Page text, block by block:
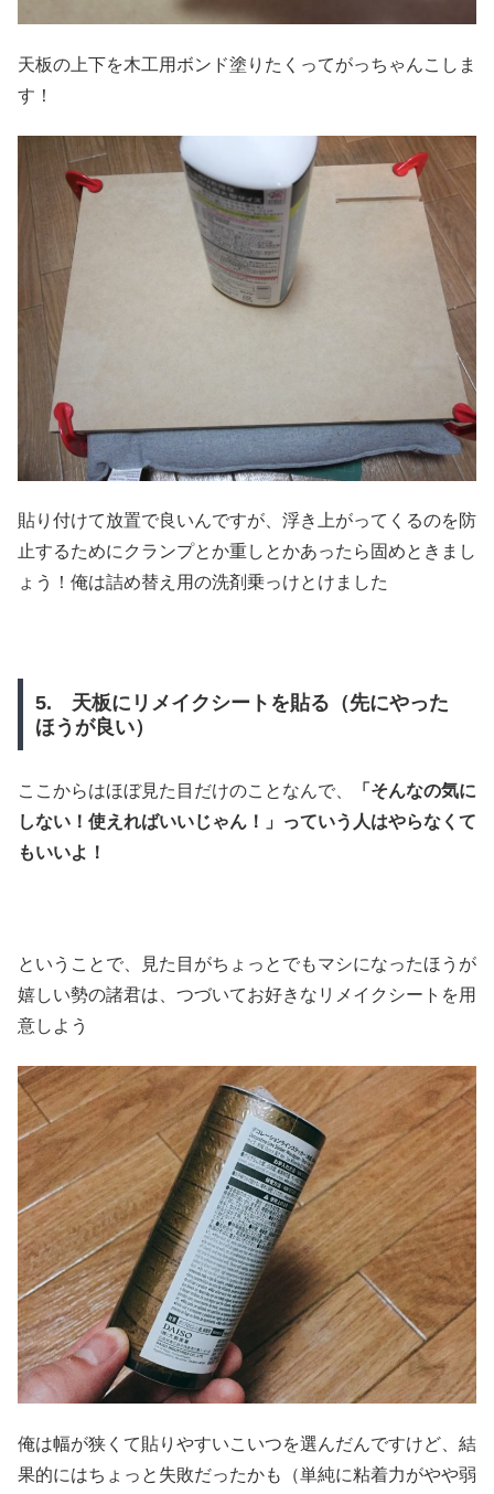
天板の上下を木工用ボンド塗りたくってがっちゃんこしま
す！
貼り付けて放置で良いんですが、浮き上がってくるのを防
止するためにクランプとか重しとかあったら固めときまし
ょう！俺は詰め替え用の洗剤乗っけとけました
5. 天板にリメイクシートを貼る（先にやった
ほうが良い）
ここからはほぼ見た目だけのことなんで、
「そんなの気に
しない！使えればいいじゃん！」っていう人はやらなくて
もいいよ！
ということで、見た目がちょっとでもマシになったほうが
嬉しい勢の諸君は、つづいてお好きなリメイクシートを用
意しよう
俺は幅が狭くて貼りやすいこいつを選んだんですけど、結
果的にはちょっと失敗だったかも（単純に粘着力がやや弱